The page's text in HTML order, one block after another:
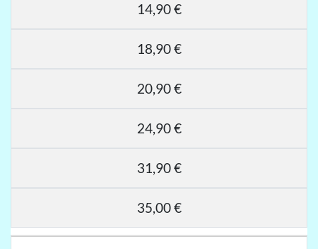
14,90 €
18,90 €
20,90 €
24,90 €
31,90 €
35,00 €